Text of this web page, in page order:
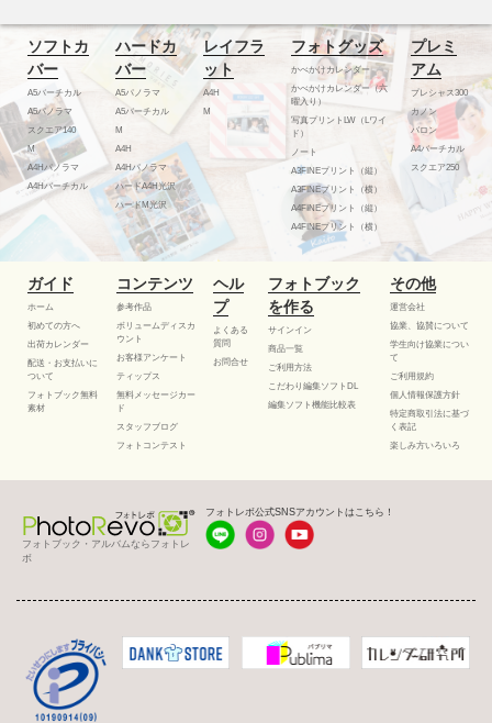
ソフトカ
バー
A5バーチカル
A5パノラマ
スクエア140
M
A4Hパノラマ
A4Hバーチカル
ハードカ
バー
A5パノラマ
A5バーチカル
M
A4H
A4Hパノラマ
ハードA4H光沢
ハードM光沢
レイフラ
ット
A4H
M
フォトグッズ
かべかけカレンダー
かべかけカレンダー（六
曜入り）
写真プリントLW（Lワイ
ド）
ノート
A3FINEプリント（縦）
A3FINEプリント（横）
A4FINEプリント（縦）
A4FINEプリント（横）
プレミ
アム
プレシャス300
カノン
バロン
A4バーチカル
スクエア250
ガイド
ホーム
初めての方へ
出荷カレンダー
配送・お支払いに
ついて
フォトブック無料
素材
コンテンツ
参考作品
ボリュームディスカ
ウント
お客様アンケート
ティップス
無料メッセージカー
ド
スタッフブログ
フォトコンテスト
ヘル
プ
よくある
質問
お問合せ
フォトブック
を作る
サインイン
商品一覧
ご利用方法
こだわり編集ソフトDL
編集ソフト機能比較表
その他
運営会社
協業、協賛について
学生向け協業につい
て
ご利用規約
個人情報保護方針
特定商取引法に基づ
く表記
楽しみ方いろいろ
フォトブック・アルバムならフォトレ
ボ
フォトレボ公式SNSアカウントはこちら！